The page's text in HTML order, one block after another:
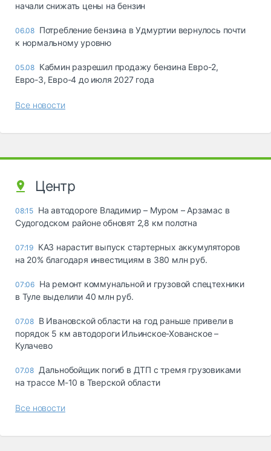
начали снижать цены на бензин
06.08 Потребление бензина в Удмуртии вернулось почти
к нормальному уровню
05.08 Кабмин разрешил продажу бензина Евро-2,
Евро-3, Евро-4 до июля 2027 года
Все новости
Центр
08:15 На автодороге Владимир – Муром – Арзамас в
Судогодском районе обновят 2,8 км полотна
07:19 КАЗ нарастит выпуск стартерных аккумуляторов
на 20% благодаря инвестициям в 380 млн руб.
07:06 На ремонт коммунальной и грузовой спецтехники
в Туле выделили 40 млн руб.
07.08 В Ивановской области на год раньше привели в
порядок 5 км автодороги Ильинское-Хованское –
Кулачево
07.08 Дальнобойщик погиб в ДТП с тремя грузовиками
на трассе М-10 в Тверской области
Все новости